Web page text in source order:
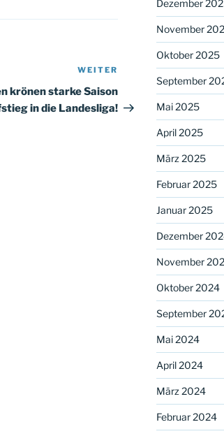
Nächster
Beitrag
WEITER
krönen starke Saison
in die Landesliga!
Dezember
November
Oktober 2025
September
Mai 2025
April 2025
März 2025
Februar 2025
Januar 2025
Dezember
November
Oktober 2024
September
Mai 2024
April 2024
März 2024
Februar 2024